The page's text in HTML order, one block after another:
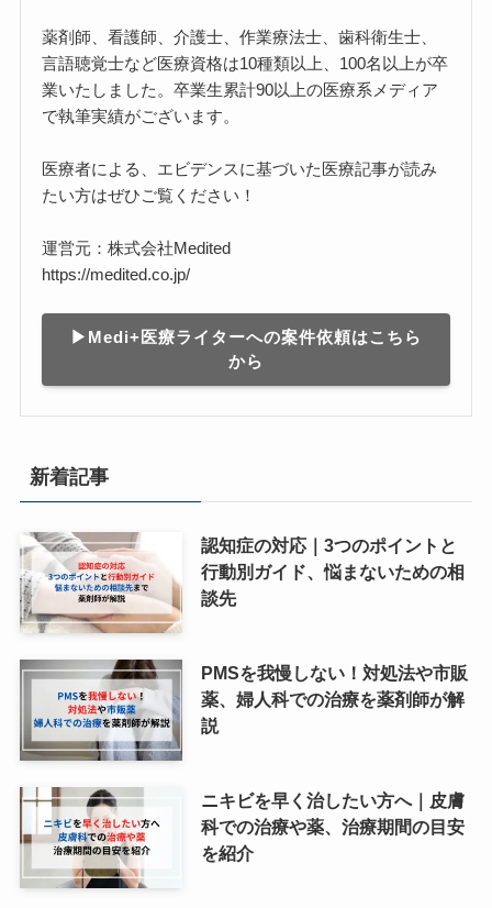
薬剤師、看護師、介護士、作業療法士、歯科衛生士、
言語聴覚士など医療資格は10種類以上、100名以上が卒
業いたしました。卒業生累計90以上の医療系メディア
で執筆実績がございます。
医療者による、エビデンスに基づいた医療記事が読み
たい方はぜひご覧ください！
運営元：株式会社Medited
https://medited.co.jp/
▶︎Medi+医療ライターへの案件依頼はこちら
から
新着記事
認知症の対応｜3つのポイントと
行動別ガイド、悩まないための相
談先
PMSを我慢しない！対処法や市販
薬、婦人科での治療を薬剤師が解
説
ニキビを早く治したい方へ｜皮膚
科での治療や薬、治療期間の目安
を紹介